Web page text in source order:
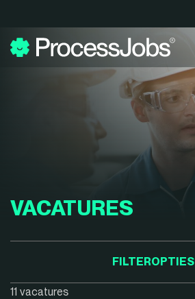
VACATURES
FILTEROPTIES
11 vacatures